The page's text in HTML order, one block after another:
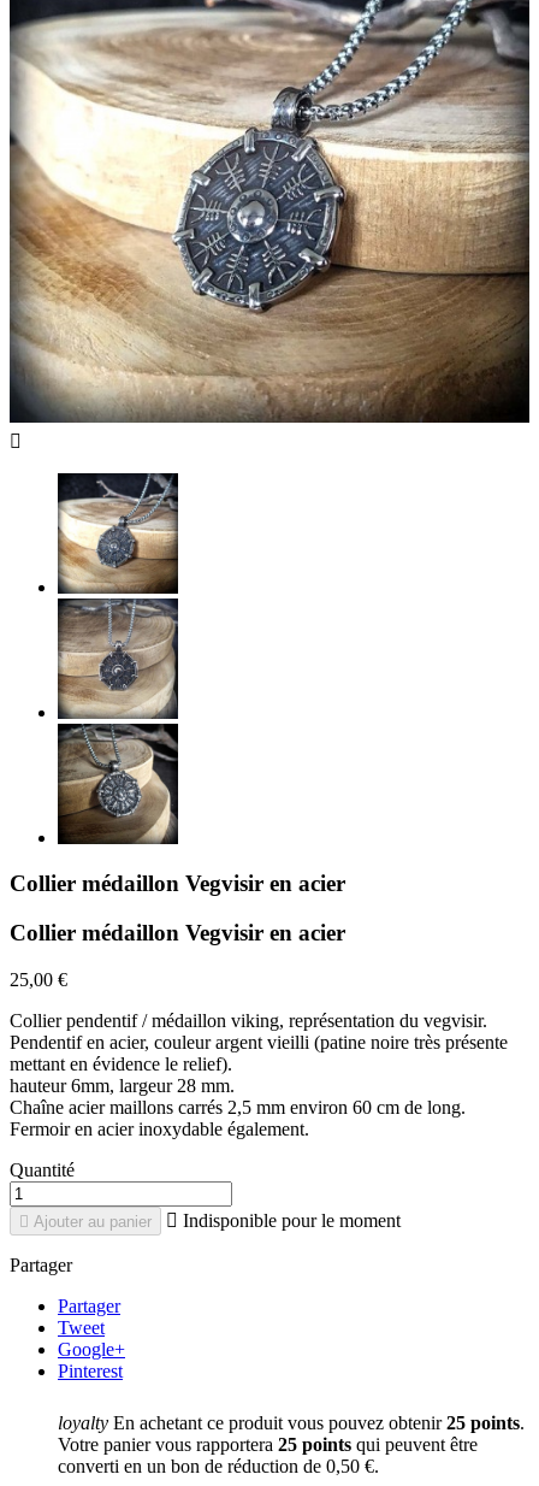

Collier médaillon Vegvisir en acier
Collier médaillon Vegvisir en acier
25,00 €
Collier pendentif / médaillon viking, représentation du vegvisir.
Pendentif en acier, couleur argent vieilli (patine noire très présente
mettant en évidence le relief).
hauteur 6mm, largeur 28 mm.
Chaîne acier maillons carrés 2,5 mm environ 60 cm de long.
Fermoir en acier inoxydable également.
Quantité
 Ajouter au panier  Indisponible pour le moment
Partager
Partager
Tweet
Google+
Pinterest
loyalty En achetant ce produit vous pouvez obtenir25 points.
Votre panier vous rapportera 25 points qui peuvent être
converti en un bon de réduction de 0,50 €.